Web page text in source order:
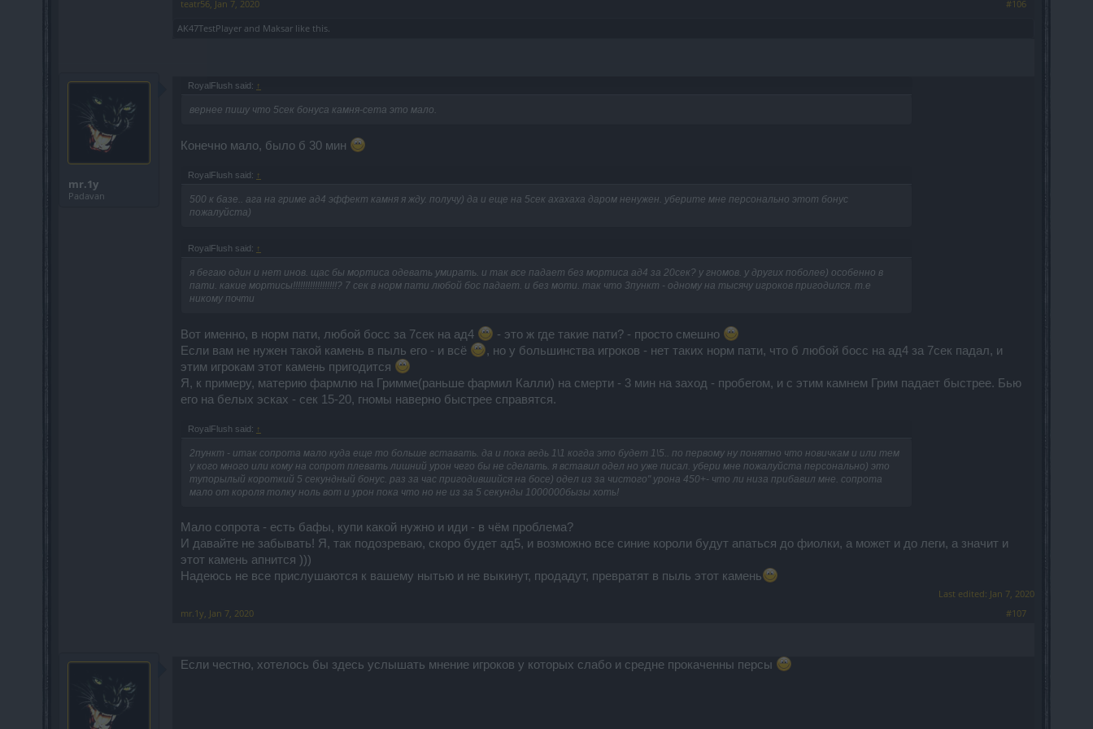
teatr56, Jan 7, 2020
#106
AK47TestPlayer and Maksar like this.
mr.1y
Padavan
RoyalFlush said: ↑
вернее пишу что 5сек бонуса камня-сета это мало.
Конечно мало, было б 30 мин
RoyalFlush said: ↑
500 к базе.. ага на гриме ад4 эффект камня я жду. получу) да и еще на 5сек ахахаха даром ненужен. уберите мне персонально этот бонус
пожалуйста)
RoyalFlush said: ↑
я бегаю один и нет инов. щас бы мортиса одевать умирать. и так все падает без мортиса ад4 за 20сек? у гномов. у других поболее) особенно в
пати. какие мортисы!!!!!!!!!!!!!!!!!!? 7 сек в норм пати любой бос падает. и без моти. так что 3пункт - одному на тысячу игроков пригодился. т.е
никому почти
Вот именно, в норм пати, любой босс за 7сек на ад4
- это ж где такие пати? - просто смешно
Если вам не нужен такой камень в пыль его - и всё
, но у большинства игроков - нет таких норм пати, что б любой босс на ад4 за 7сек падал, и
этим игрокам этот камень пригодится
Я, к примеру, материю фармлю на Гримме(раньше фармил Калли) на смерти - 3 мин на заход - пробегом, и с этим камнем Грим падает быстрее. Бью
его на белых эсках - сек 15-20, гномы наверно быстрее справятся.
RoyalFlush said: ↑
2пункт - итак сопрота мало куда еще то больше вставать. да и пока ведь 1\1 когда это будет 1\5.. по первому ну понятно что новичкам и или тем
у кого много или кому на сопрот плевать лишний урон чего бы не сделать. я вставил одел но уже писал. убери мне пожалуйста персонально) это
тупорылый короткий 5 секундный бонус. раз за час пригодившийся на босе) одел из за чистого" урона 450+- что ли низа прибавил мне. сопрота
мало от короля толку ноль вот и урон пока что но не из за 5 секунды 1000000бызы хоть!
Мало сопрота - есть бафы, купи какой нужно и иди - в чём проблема?
И давайте не забывать! Я, так подозреваю, скоро будет ад5, и возможно все синие короли будут апаться до фиолки, а может и до леги, а значит и
этот камень апнится )))
Надеюсь не все прислушаются к вашему нытью и не выкинут, продадут, превратят в пыль этот камень
Last edited: Jan 7, 2020
mr.1y, Jan 7, 2020 #107
Если честно, хотелось бы здесь услышать мнение игроков у которых слабо и средне прокаченны персы